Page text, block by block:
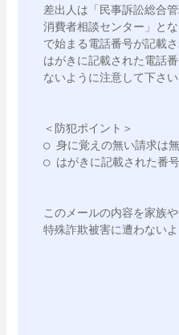
差出人は「民事訴訟総合
消費者相談センター」と
で始まる電話番号が記載さ
はがきに記載された電話
ないように注意して下さい
＜防犯ポイント＞
○ 身に覚えの無い請求は無
○ はがきに記載された番
このメールの内容を家族
特殊詐欺被害に遭わない